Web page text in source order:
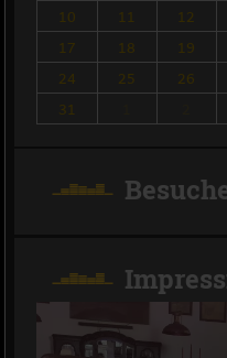
10
11 12
17
18 19
24
25 26
31